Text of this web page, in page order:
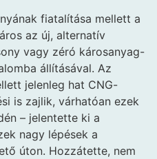
fiatalítása mellett a
az új, alternatív
vagy zéró károsanyag-
állításával. Az
jelenleg hat CNG-
is zajlik, várhatóan ezek
– jelentette ki a
nagy lépések a
úton. Hozzátette, nem